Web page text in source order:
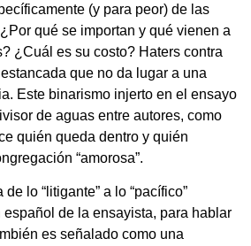
(y para peor) de las
qué se importan y qué vienen a
¿Cuál es su costo? Haters contra
que no da lugar a una
Este binarismo injerto en el ensayo
de aguas entre autores, como
quién queda dentro y quién
“amorosa”.
lo “litigante” a lo “pacífico”
de la ensayista, para hablar
es señalado como una